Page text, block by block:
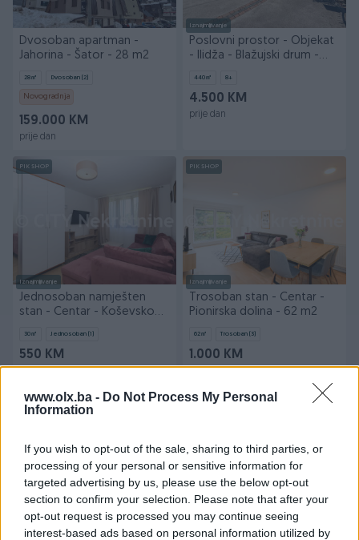
www.olx.ba - Do Not Process My Personal
Information
If you wish to opt-out of the sale, sharing to third parties, or
processing of your personal or sensitive information for
targeted advertising by us, please use the below opt-out
section to confirm your selection. Please note that after your
opt-out request is processed you may continue seeing
interest-based ads based on personal information utilized by
Dvosoban apartman -
Jahorina - Šator - 28 m2
28㎡ Dvosoban (2)
Novogradnja
159.000 KM
prije dan
Iznajmljivanje
Poslovni prostor - Objekat
- Ilidža - Blažujski drum -
440㎡ 8+
4.500 KM
prije dan
PIK SHOP
Iznajmljivanje
Jednosoban namješten
stan - Centar - Koševsko
30㎡ Jednosoban (1)
550 KM
prije dan
PIK SHOP
Iznajmljivanje
Trosoban stan - Centar -
Pionirska dolina - 62 m2
62㎡ Trosoban (3)
1.000 KM
prije 2 dana
PIK SHOP
Dvosoban stan - Novo
PIK SHOP
Iznajmljivanje
Trosoban stan - Novo